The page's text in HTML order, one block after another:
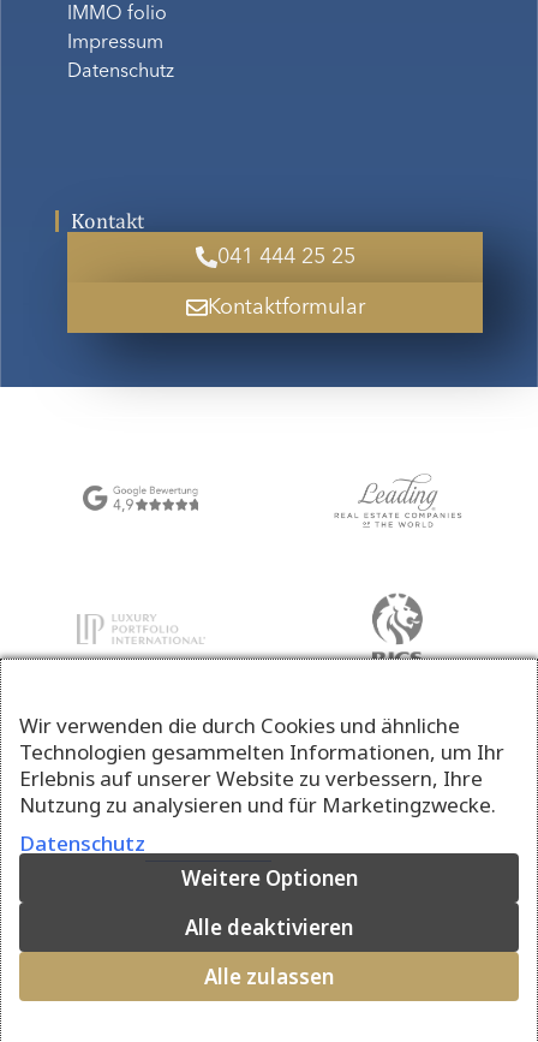
IMMO folio
Impressum
Datenschutz
Kontakt
041 444 25 25
Kontaktformular
Wir verwenden die durch Cookies und ähnliche
Technologien gesammelten Informationen, um Ihr
Erlebnis auf unserer Website zu verbessern, Ihre
Nutzung zu analysieren und für Marketingzwecke.
Datenschutz
Weitere Optionen
Alle deaktivieren
Alle zulassen